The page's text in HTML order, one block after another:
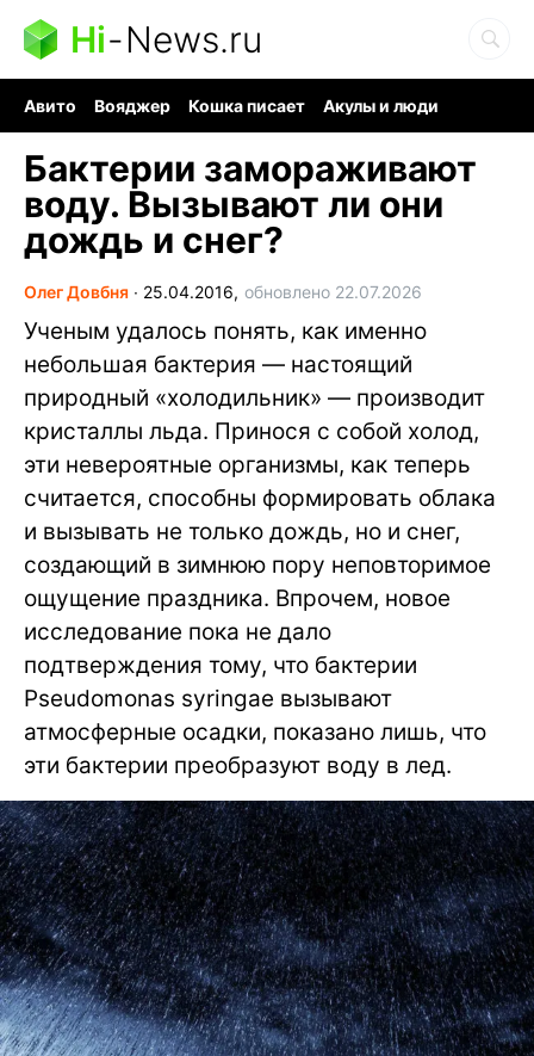
Hi-News.ru
Авито Вояджер Кошка писает
Акулы и люди
Бактерии замораживают
воду. Вызывают ли они
дождь и снег?
Олег Довбня ∙ 25.04.2016, обновлено 22.07.2026
Ученым удалось понять, как именно
небольшая бактерия — настоящий
природный «холодильник» — производит
кристаллы льда. Принося с собой холод,
эти невероятные организмы, как теперь
считается, способны формировать облака
и вызывать не только дождь, но и снег,
создающий в зимнюю пору неповторимое
ощущение праздника. Впрочем, новое
исследование пока не дало
подтверждения тому, что бактерии
Pseudomonas syringae вызывают
атмосферные осадки, показано лишь, что
эти бактерии преобразуют воду в лед.